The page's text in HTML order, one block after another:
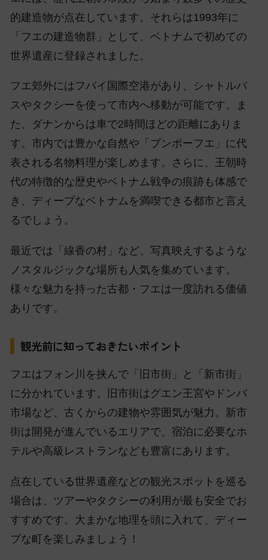
的建造物が点在しています。それらは1993年に
「フエの建造物群」として、ベトナムで初めての
世界遺産に登録されました。
フエ郊外にはフバイ国際空港があり、シャトルバ
スやタクシーを使って市内へ移動が可能です。ま
た、ダナンからは車で2時間ほどの距離にありま
す。市内では豊かな自然や「ブンボーフエ」に代
表される名物料理が楽しめます。さらに、王朝時
代の特徴的な歴史やベトナム戦争の痕跡も体感で
き、ディープなベトナムを満喫できる都市と言え
るでしょう。
最近では「線香の村」など、写真映えするような
ノスタルジックな場所も人気を集めています。
様々な魅力を持った古都・フエは一度訪れる価値
ありです。
観光前に知っておきたいポイント
フエはフォン川を挟んで「旧市街」と「新市街」
に分かれています。旧市街はグエン王宮やドンバ
市場など、古くからの建物や雰囲気が魅力。新市
街は開発が進んでいるエリアで、宿泊に必要なホ
テルや高級レストランなども豊富にあります。
点在している世界遺産などの観光スポットを巡る
場合は、ツアーやタクシーの利用が最も安全でお
すすめです。大まかな地理を頭に入れて、ディー
プな町を楽しみましょう！